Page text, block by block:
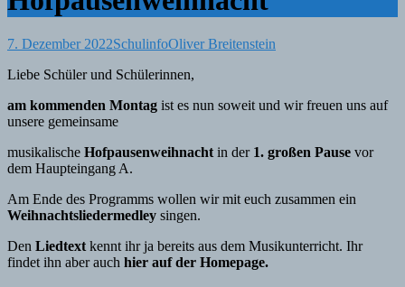
7. Dezember 2022SchulinfoOliver Breitenstein
Liebe Schüler und Schülerinnen,
am kommenden Montag ist es nun soweit und wir freuen uns auf
unsere gemeinsame
musikalische Hofpausenweihnacht in der 1. großen Pause vor
dem Haupteingang A.
Am Ende des Programms wollen wir mit euch zusammen ein
Weihnachtsliedermedley singen.
Den Liedtext kennt ihr ja bereits aus dem Musikunterricht. Ihr
findet ihn aber auch hier auf der Homepage.